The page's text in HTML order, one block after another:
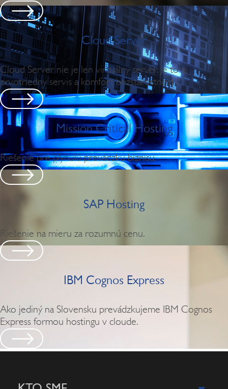
Cloud Server
Cloud Server nie je len virtuálny server. Je to aj
prvotriedny servis a komfort bezstarostnosti.
Mission Critical Hosting
Riešenie pre plynulú prevádzku biznisu.
SAP Hosting
Riešenie na mieru za rozumnú cenu.
IBM Cognos Express
Ako jediný na Slovensku prevádzkujeme IBM Cognos
Express formou hostingu v cloude.